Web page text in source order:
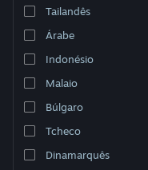
Ver versão para
Tailandês
Árabe
Indonésio
Malaio
Búlgaro
Tcheco
Dinamarquês